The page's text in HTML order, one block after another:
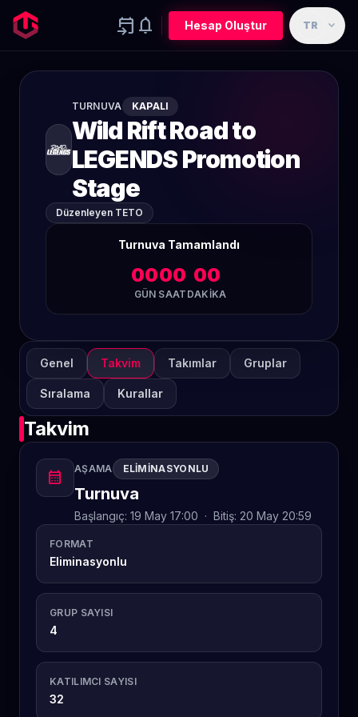
event_upcoming notifications Hesap Oluştur TR expand_more
TURNUVA KAPALI
Wild Rift Road to
LEGENDS Promotion
Stage
Düzenleyen TETO
Turnuva Tamamlandı
00
GÜN
00
SAAT
00
DAKIKA
Genel Takvim Takımlar Gruplar
Sıralama Kurallar
Takvim
calendar_month AŞAMA ELIMINASYONLU
Turnuva
Başlangıç: 19 May 17:00 · Bitiş: 20 May 20:59
FORMAT
Eliminasyonlu
GRUP SAYISI
4
KATILIMCI SAYISI
32